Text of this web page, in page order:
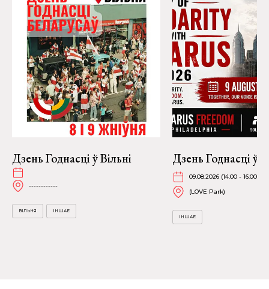
Дзень Годнасці ў Вільні
------------
ВІЛЬНЯ ІНШАЕ
Дзень Годнасці ў
09.08.2026 (14:00 - 16:00)
(LOVE Park)
ІНШАЕ